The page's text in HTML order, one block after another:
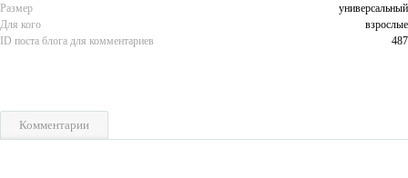
Размер
универсальный
Для кого
взрослые
ID поста блога для комментариев
487
Комментарии